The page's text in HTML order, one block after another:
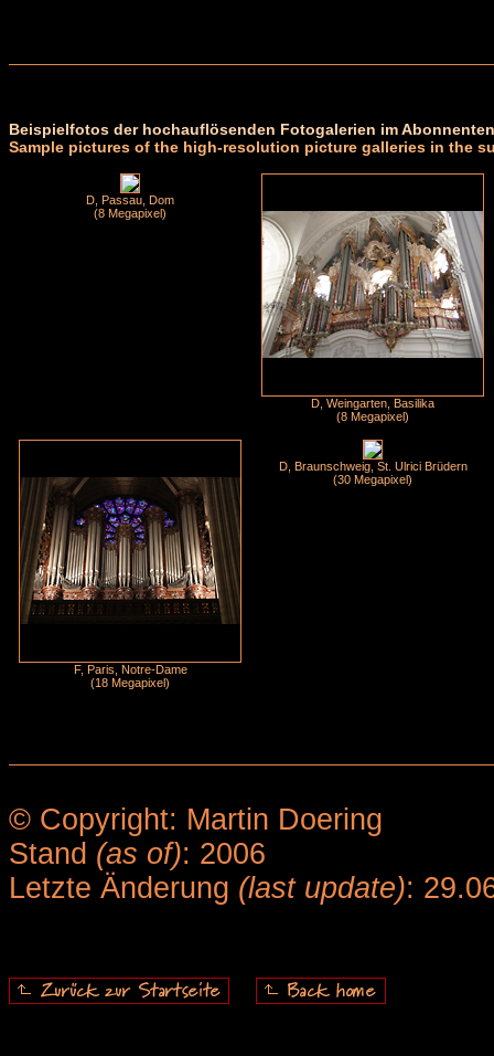
Beispielfotos der hochauflösenden Fotogalerien im
Sample pictures of the high-resolution picture galleries in the
D, Passau, Dom
(8 Megapixel)
D, Weingarten, Basilika
(8 Megapixel)
F, Paris, Notre-Dame
(18 Megapixel)
D, Braunschweig, St. Ulrici Brüdern
(30 Megapixel)
© Copyright: Martin Doering
Stand (as of): 2006
Letzte Änderung (last update):